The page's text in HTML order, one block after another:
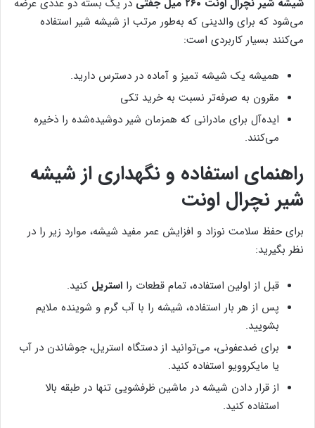
می‌شود که برای والدینی که به‌طور مرتب از شیشه شیر استفاده
می‌کنند بسیار کاربردی است:
همیشه یک شیشه تمیز و آماده در دسترس دارید.
مقرون به صرفه‌تر نسبت به خرید تکی
ایده‌آل برای مادرانی که همزمان شیر دوشیده‌شده را ذخیره
می‌کنند.
راهنمای استفاده و نگهداری از شیشه
شیر نچرال اونت
برای حفظ سلامت نوزاد و افزایش عمر مفید شیشه، موارد زیر را در
نظر بگیرید:
قبل از اولین استفاده، تمام قطعات را استریل کنید.
پس از هر بار استفاده، شیشه را با آب گرم و شوینده ملایم
بشویید.
برای ضدعفونی، می‌توانید از دستگاه استریل، جوشاندن در آب
یا مایکروویو استفاده کنید.
از قرار دادن شیشه در ماشین ظرفشویی تنها در طبقه بالا
استفاده کنید.